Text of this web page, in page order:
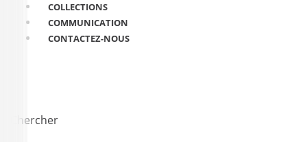
COLLECTIONS
COMMUNICATION
CONTACTEZ-NOUS
Chercher